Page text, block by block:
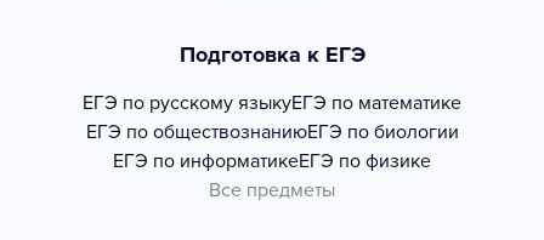
Подготовка к ЕГЭ
ЕГЭ по русскому языкуЕГЭ по математике
ЕГЭ по обществознаниюЕГЭ по биологии
ЕГЭ по информатикеЕГЭ по физике
Все предметы